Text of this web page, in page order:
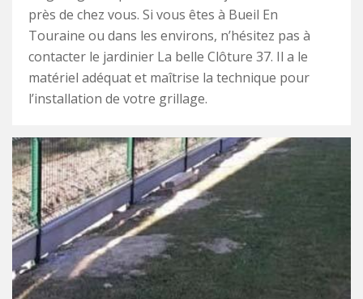
près de chez vous. Si vous êtes à Bueil En
Touraine ou dans les environs, n’hésitez pas à
contacter le jardinier La belle Clôture 37. Il a le
matériel adéquat et maîtrise la technique pour
l’installation de votre grillage.